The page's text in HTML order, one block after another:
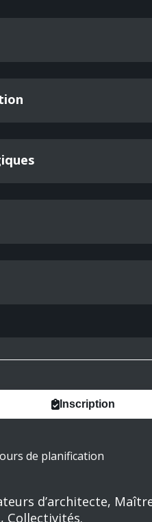
Inscription
de planification
d’architecte,
Collectivités.